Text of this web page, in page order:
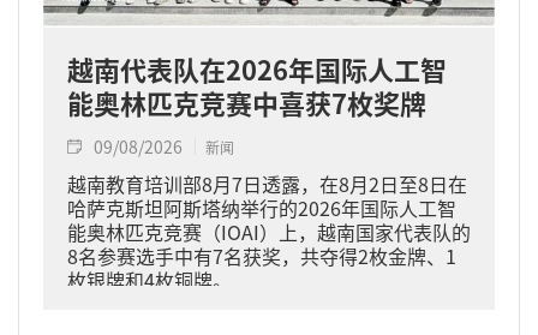
越南代表队在2026年国际人工智
能奥林匹克竞赛中喜获7枚奖牌
09/08/2026 新闻
越南教育培训部8月7日透露，在8月2日至8日在
哈萨克斯坦阿斯塔纳举行的2026年国际人工智
能奥林匹克竞赛（IOAI）上，越南国家代表队的
8名参赛选手中有7名获奖，共夺得2枚金牌、1
枚银牌和4枚铜牌。